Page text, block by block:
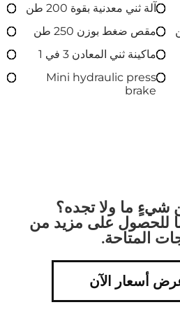
آلة ثني معدنية بقوة 200 طن
مقص ضغط بوزن 250 طن
ماكينة ثني المعادن 3 في 1
Mini hydraulic press
brake
ما ولا تجده؟
للحصول على مزيد من
المتاحة.
أسعار الآن